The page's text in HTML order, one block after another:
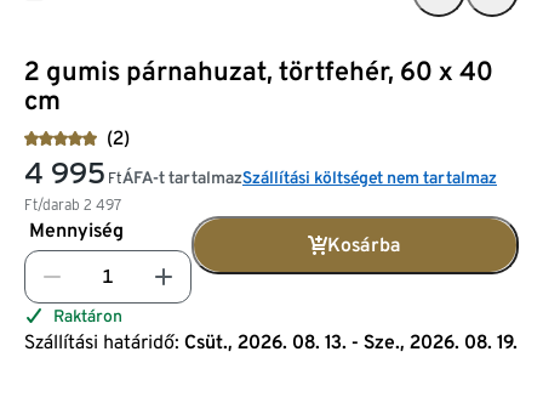
2 gumis párnahuzat, törtfehér, 60 x 40
cm
(2)
4 995 Ft
Ft/darab 2 497
ÁFA-t tartalmazSzállítási költséget nem tartalmaz
Mennyiség
Kosárba
Raktáron
Szállítási határidő: Csüt., 2026. 08. 13. - Sze., 2026. 08. 19.